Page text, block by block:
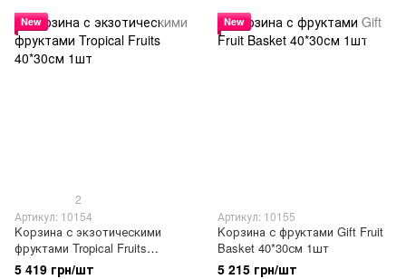
New
2
Артикул: 10154
Kорзина с экзотическими
фруктами Tropical Fruits
40*30см 1шт
5 419 грн/шт
New
Артикул: 10155
Kорзина с фруктами Gift Fruit
Basket 40*30см 1шт
5 215 грн/шт